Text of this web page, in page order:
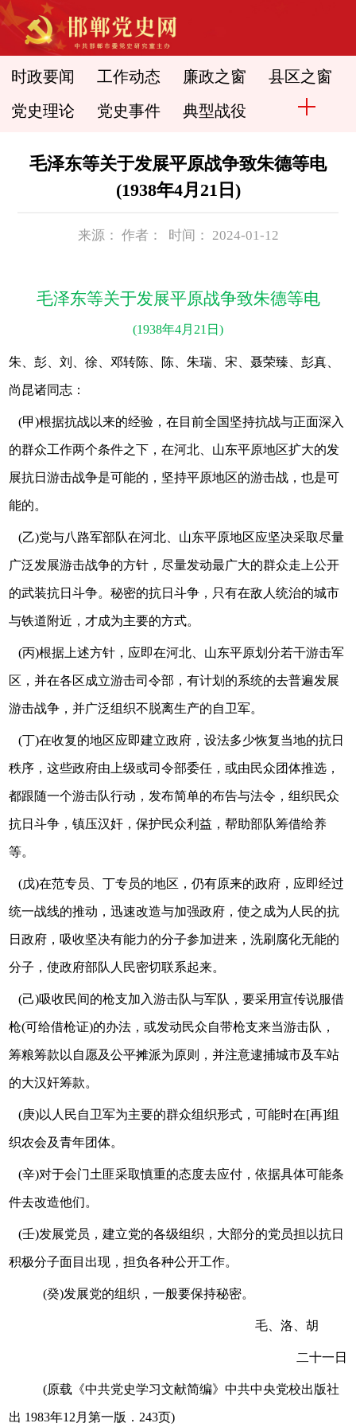
时政要闻 工作动态 廉政之窗 县区之窗
党史理论 党史事件 典型战役
毛泽东等关于发展平原战争致朱德等电
(1938年4月21日)
来源： 作者： 时间： 2024-01-12
毛泽东等关于发展平原战争致朱德等电
(1938年4月21日)
朱、彭、刘、徐、邓转陈、陈、朱瑞、宋、聂荣臻、彭真、
尚昆诸同志：
(甲)根据抗战以来的经验，在目前全国坚持抗战与正面深入
的群众工作两个条件之下，在河北、山东平原地区扩大的发
展抗日游击战争是可能的，坚持平原地区的游击战，也是可
能的。
(乙)党与八路军部队在河北、山东平原地区应坚决采取尽量
广泛发展游击战争的方针，尽量发动最广大的群众走上公开
的武装抗日斗争。秘密的抗日斗争，只有在敌人统治的城市
与铁道附近，才成为主要的方式。
(丙)根据上述方针，应即在河北、山东平原划分若干游击军
区，并在各区成立游击司令部，有计划的系统的去普遍发展
游击战争，并广泛组织不脱离生产的自卫军。
(丁)在收复的地区应即建立政府，设法多少恢复当地的抗日
秩序，这些政府由上级或司令部委任，或由民众团体推选，
都跟随一个游击队行动，发布简单的布告与法令，组织民众
抗日斗争，镇压汉奸，保护民众利益，帮助部队筹借给养
等。
(戊)在范专员、丁专员的地区，仍有原来的政府，应即经过
统一战线的推动，迅速改造与加强政府，使之成为人民的抗
日政府，吸收坚决有能力的分子参加进来，洗刷腐化无能的
分子，使政府部队人民密切联系起来。
(己)吸收民间的枪支加入游击队与军队，要采用宣传说服借
枪(可给借枪证)的办法，或发动民众自带枪支来当游击队，
筹粮筹款以自愿及公平摊派为原则，并注意逮捕城市及车站
的大汉奸筹款。
(庚)以人民自卫军为主要的群众组织形式，可能时在[再]组
织农会及青年团体。
(辛)对于会门土匪采取慎重的态度去应付，依据具体可能条
件去改造他们。
(壬)发展党员，建立党的各级组织，大部分的党员担以抗日
积极分子面目出现，担负各种公开工作。
(癸)发展党的组织，一般要保持秘密。
毛、洛、胡
二十一日
(原载《中共党史学习文献简编》中共中央党校出版社
出 1983年12月第一版．243页)